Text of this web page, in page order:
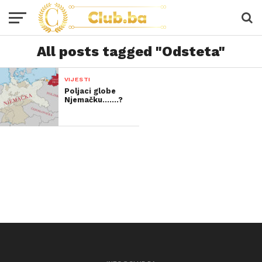
All posts tagged "Odsteta"
VIJESTI
Poljaci globe
Njemačku…….?